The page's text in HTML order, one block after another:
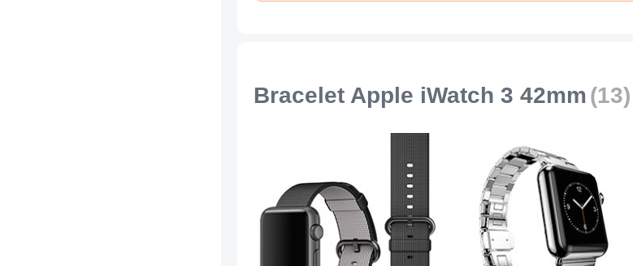
Bracelet Apple iWatch 3 42mm(13)